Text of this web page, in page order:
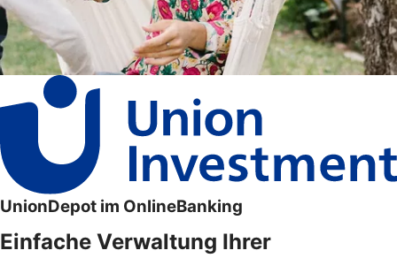
UnionDepot im OnlineBanking
Einfache Verwaltung Ihrer